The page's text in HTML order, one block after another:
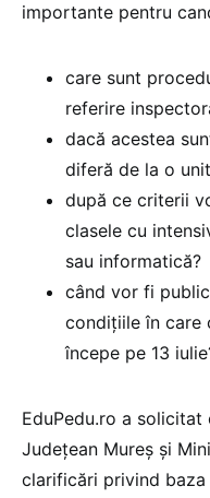
importante pentru
care sunt
referire
dacă acestea
diferă de la o
după ce criterii
clasele cu
sau informatică?
când vor fi
condițiile în care
începe pe 13
EduPedu.ro a
Județean Mureș și
clarificări privind